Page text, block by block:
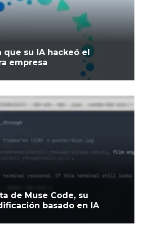
que su IA hackeó el
empresa
de Muse Code, su
basado en IA